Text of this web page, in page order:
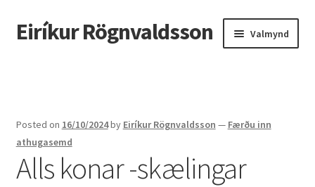
Fara
beint
Hoppa
yfir
Eiríkur Rögnvaldsson Valmynd
Ætt
Líf og starf
Posted on 16/10/2024by Eiríkur Rögnvaldsson — Færðu inn
athugasemd
Alls konar -skælingar